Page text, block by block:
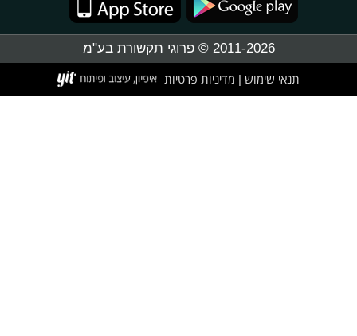
2011-2026 © פרוגי תקשורת בע"מ
תנאי שימוש מדיניות פרטיות